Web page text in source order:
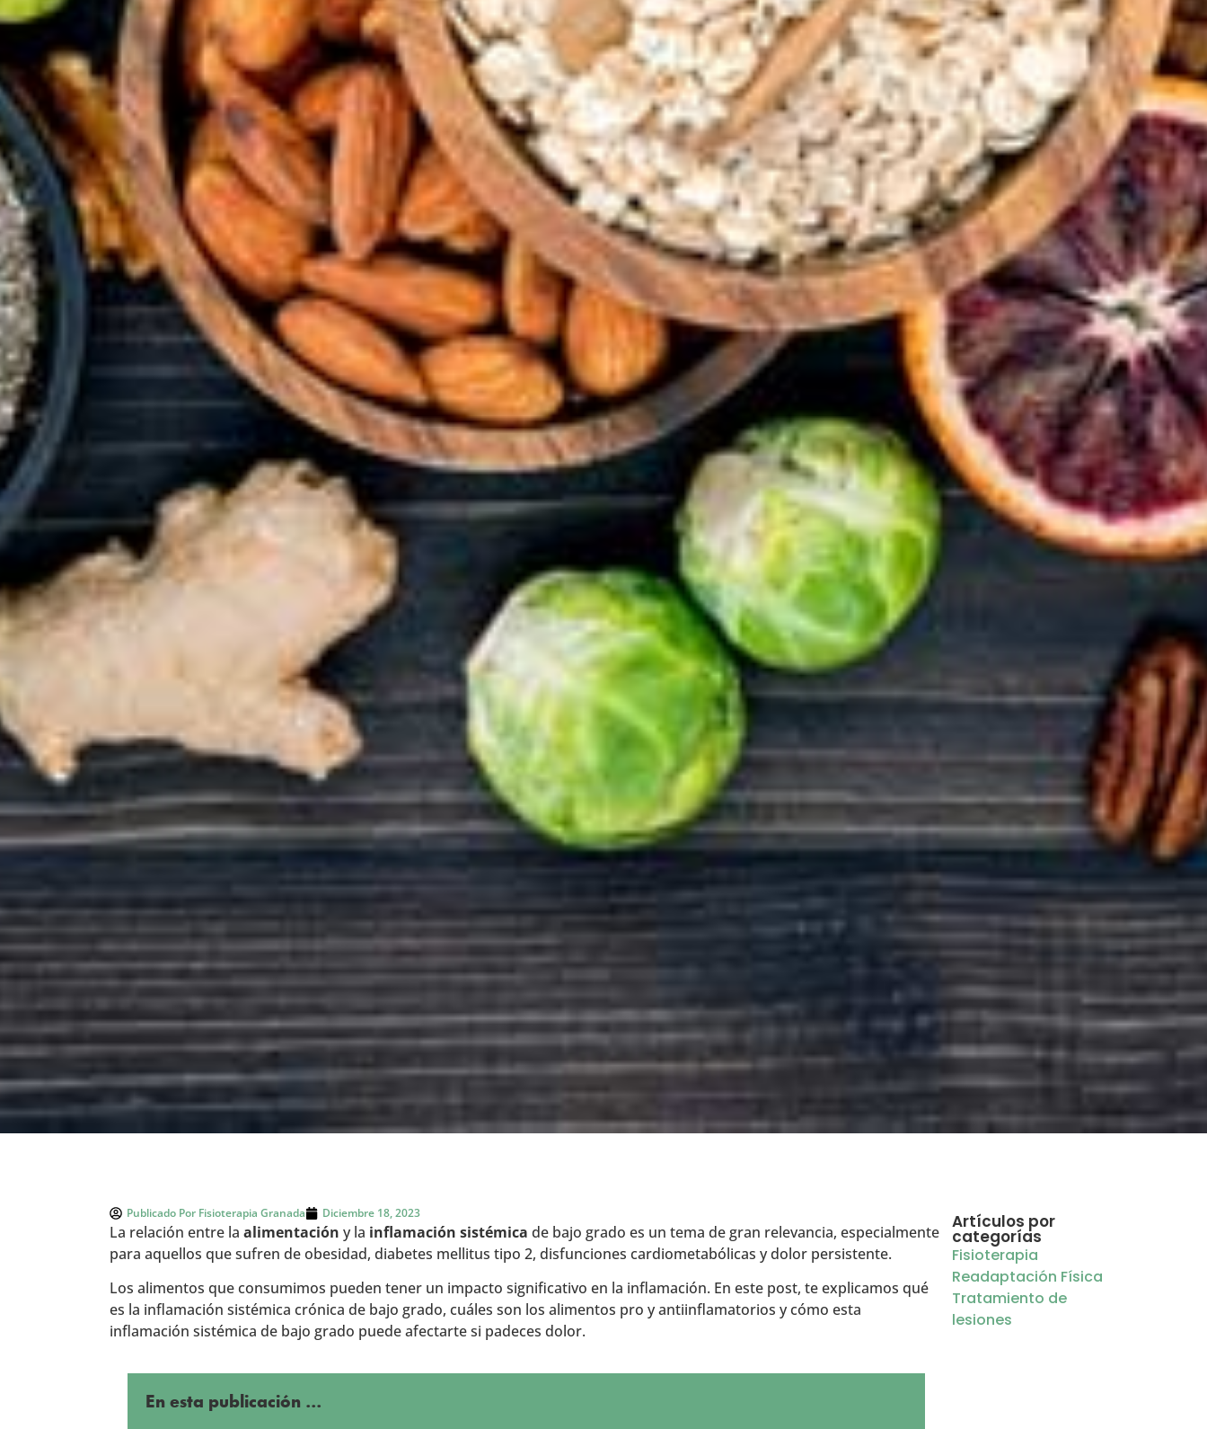
Publicado Por Fisioterapia Granada Diciembre 18, 2023
La relación entre la alimentación y la inflamación sistémica de bajo grado es un tema de gran relevancia, especialmente
para aquellos que sufren de obesidad, diabetes mellitus tipo 2, disfunciones cardiometabólicas y dolor persistente.
Los alimentos que consumimos pueden tener un impacto significativo en la inflamación. En este post, te explicamos qué
es la inflamación sistémica crónica de bajo grado, cuáles son los alimentos pro y antiinflamatorios y cómo esta
inflamación sistémica de bajo grado puede afectarte si padeces dolor.
En esta publicación ...
Artículos por
categorías
Fisioterapia
Readaptación Física
Tratamiento de
lesiones